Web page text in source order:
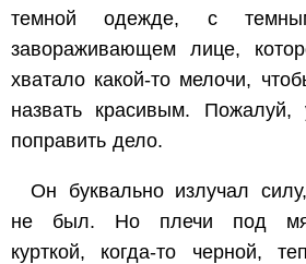
темной одежде, с
завораживающем лице,
хватало какой-то мелочи,
назвать красивым.
поправить дело.
Он буквально излучал
не был. Но плечи под
курткой, когда-то черной,